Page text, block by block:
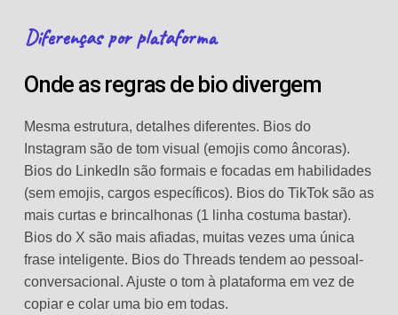
Diferenças por plataforma
Onde as regras de bio divergem
Mesma estrutura, detalhes diferentes. Bios do
Instagram são de tom visual (emojis como âncoras).
Bios do LinkedIn são formais e focadas em habilidades
(sem emojis, cargos específicos). Bios do TikTok são as
mais curtas e brincalhonas (1 linha costuma bastar).
Bios do X são mais afiadas, muitas vezes uma única
frase inteligente. Bios do Threads tendem ao pessoal-
conversacional. Ajuste o tom à plataforma em vez de
copiar e colar uma bio em todas.